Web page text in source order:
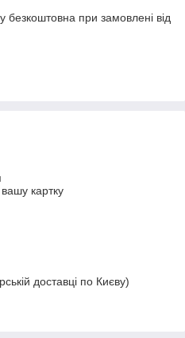
безкоштовна при замовлені від
картку
доставці по Києву)